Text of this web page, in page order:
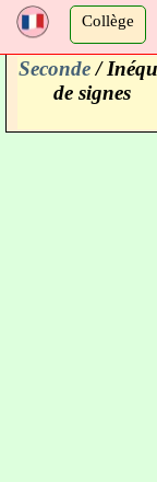
a Collège
Seconde/
de signes